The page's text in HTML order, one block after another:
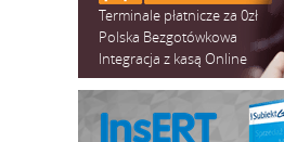
Terminale płatnicze za 0zł
Polska Bezgotówkowa
Integracja z kasą Online